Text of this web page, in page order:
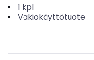
1 kpl
Vakiokäyttötuote